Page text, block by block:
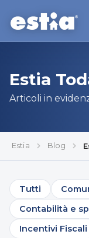
Estia
Articoli in
Estia Blog
Tutti
Contabilità e
Incentivi Fiscali